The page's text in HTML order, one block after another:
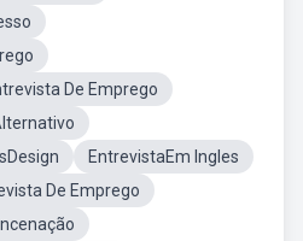
De Emprego
EntrevistaEm Ingles
De Emprego